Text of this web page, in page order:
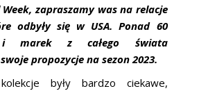
zapraszamy was na relacje
odbyły się w USA. Ponad 60
i marek z całego świata
propozycje na sezon 2023.
były bardzo ciekawe,